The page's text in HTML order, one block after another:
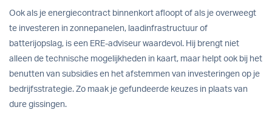
Ook als je energiecontract binnenkort afloopt of als je overweegt
te investeren in zonnepanelen, laadinfrastructuur of
batterijopslag, is een ERE-adviseur waardevol. Hij brengt niet
alleen de technische mogelijkheden in kaart, maar helpt ook bij het
benutten van subsidies en het afstemmen van investeringen op je
bedrijfsstrategie. Zo maak je gefundeerde keuzes in plaats van
dure gissingen.